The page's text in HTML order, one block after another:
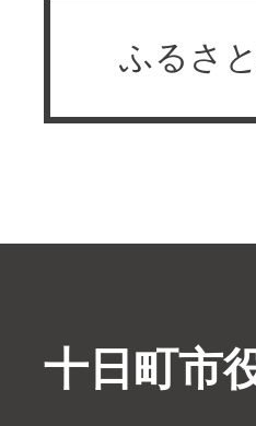
ふるさ
十日町市